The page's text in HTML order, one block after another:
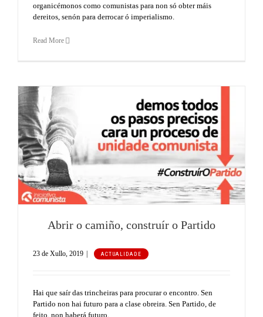
organicémonos como comunistas para non só obter máis
dereitos, senón para derrocar ó imperialismo.
Read More
Abrir o camiño, construír o Partido
23 de Xullo, 2019 | ACTUALIDADE
Hai que saír das trincheiras para procurar o encontro. Sen
Partido non hai futuro para a clase obreira. Sen Partido, de
feito, non haberá futuro.